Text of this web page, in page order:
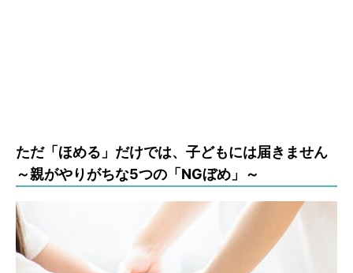
ただ「ほめる」だけでは、子どもには届きません
～親がやりがちな5つの「NGぼめ」～